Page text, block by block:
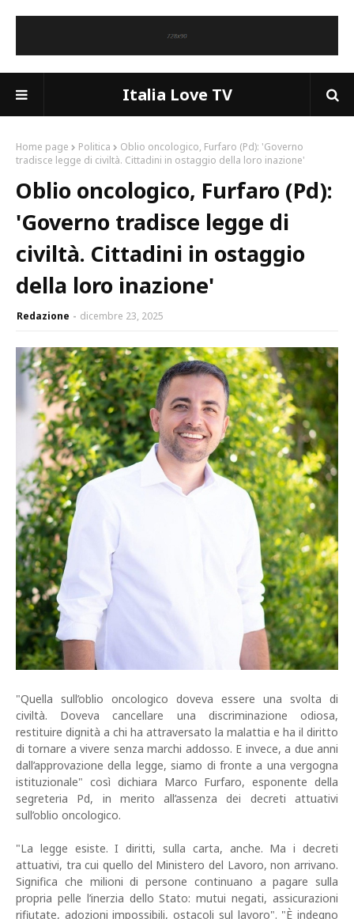
Italia Love TV
Home page Politica
Oblio oncologico, Furfaro (Pd): 'Governo
tradisce legge di civiltà. Cittadini in ostaggio della loro inazione'
Oblio oncologico, Furfaro (Pd):
'Governo tradisce legge di
civiltà. Cittadini in ostaggio
della loro inazione'
Redazione dicembre 23, 2025
"Quella sull’oblio oncologico doveva essere una svolta di
civiltà. Doveva cancellare una discriminazione odiosa,
restituire dignità a chi ha attraversato la malattia e ha il diritto
di tornare a vivere senza marchi addosso. E invece, a due anni
dall’approvazione della legge, siamo di fronte a una vergogna
istituzionale" così dichiara Marco Furfaro, esponente della
segreteria Pd, in merito all’assenza dei decreti attuativi
sull’oblio oncologico.
"La legge esiste. I diritti, sulla carta, anche. Ma i decreti
attuativi, tra cui quello del Ministero del Lavoro, non arrivano.
Significa che milioni di persone continuano a pagare sulla
propria pelle l’inerzia dello Stato: mutui negati, assicurazioni
rifiutate, adozioni impossibili, ostacoli sul lavoro". "È indegno